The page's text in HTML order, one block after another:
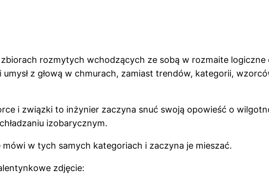
rozmytych wchodzących ze sobą w rozmaite
z głową w chmurach, zamiast trendów, kategorii,
i związki to inżynier zaczyna snuć swoją opowieść o
izobarycznym.
w tych samych kategoriach i zaczyna je mieszać.
zdjęcie: